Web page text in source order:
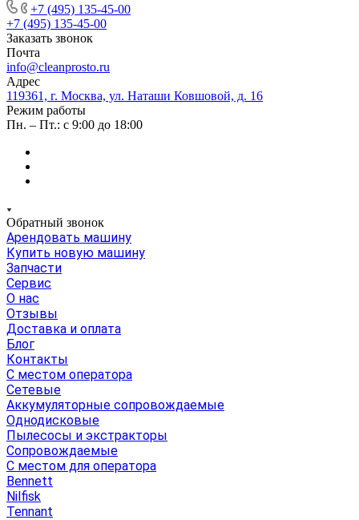
+7 (495) 135-45-00
+7 (495) 135-45-00
Заказать звонок
Почта
info@cleanprosto.ru
Адрес
119361, г. Москва, ул. Наташи Ковшовой, д. 16
Режим работы
Пн. – Пт.: с 9:00 до 18:00
Обратный звонок
Арендовать машину
Купить новую машину
Запчасти
Сервис
О нас
Отзывы
Доставка и оплата
Блог
Контакты
С местом оператора
Сетевые
Аккумуляторные сопровождаемые
Однодисковые
Пылесосы и экстракторы
Сопровождаемые
С местом для оператора
Bennett
Nilfisk
Tennant